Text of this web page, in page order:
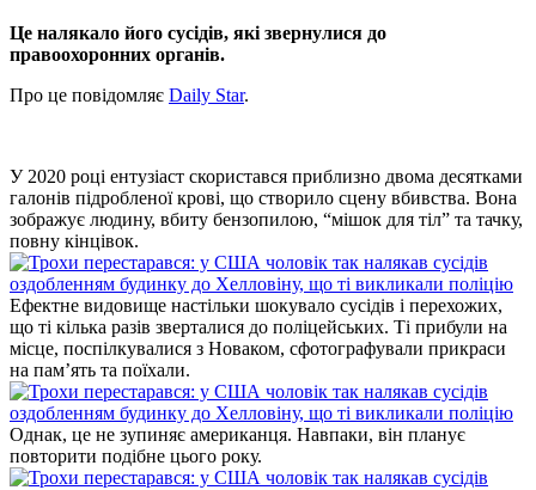
Це налякало його сусідів, які звернулися до
правоохоронних органів.
Про це повідомляє Daily Star.
У 2020 році ентузіаст скористався приблизно двома десятками
галонів підробленої крові, що створило сцену вбивства. Вона
зображує людину, вбиту бензопилою, “мішок для тіл” та тачку,
повну кінцівок.
Ефектне видовище настільки шокувало сусідів і перехожих,
що ті кілька разів зверталися до поліцейських. Ті прибули на
місце, поспілкувалися з Новаком, сфотографували прикраси
на пам’ять та поїхали.
Однак, це не зупиняє американця. Навпаки, він планує
повторити подібне цього року.